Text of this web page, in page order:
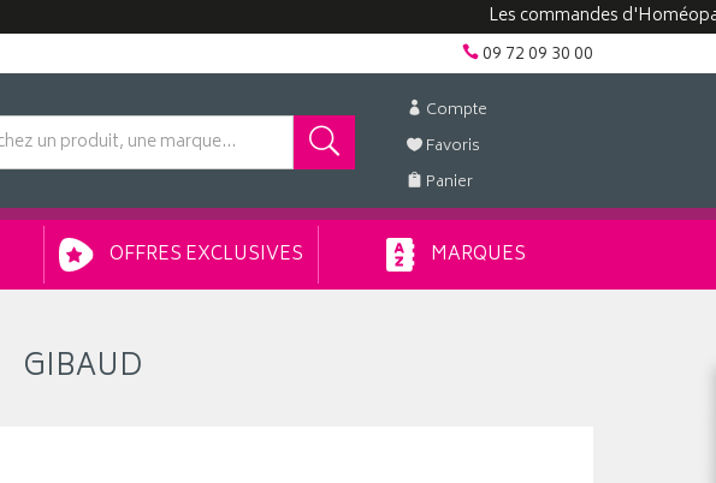
Les commandes d'Homéopathie
09 72 09 30 00
Compte
Favoris
Panier
OFFRES EXCLUSIVES MARQUES
GIBAUD